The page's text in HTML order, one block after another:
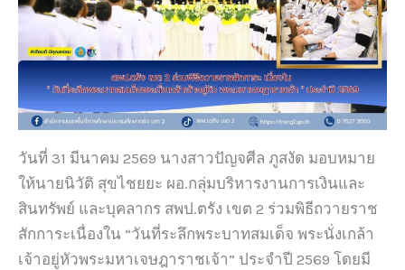
วันที่ 31 มีนาคม 2569 นางสาวปัญจศีล ภูสงัด มอบหมาย
ให้นายนิวัติ สุขไชยยะ ผอ.กลุ่มบริหารงานการเงินและ
สินทรัพย์ และบุคลากร สพป.ตรัง เขต 2 ร่วมพิธีถวายราช
สักการะเนื่องใน “วันที่ระลึกพระบาทสมเด็จ พระนั่งเกล้า
เจ้าอยู่หัวพระมหาเจษฎาราชเจ้า” ประจำปี 2569 โดยมี